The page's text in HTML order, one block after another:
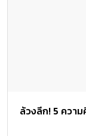
ล้วงลึก! 5 ควา